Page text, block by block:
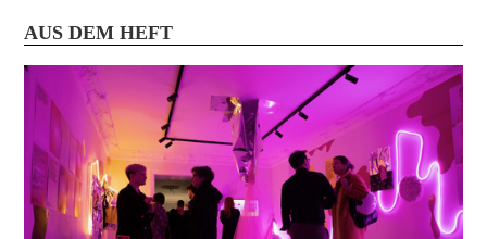
AUS DEM HEFT